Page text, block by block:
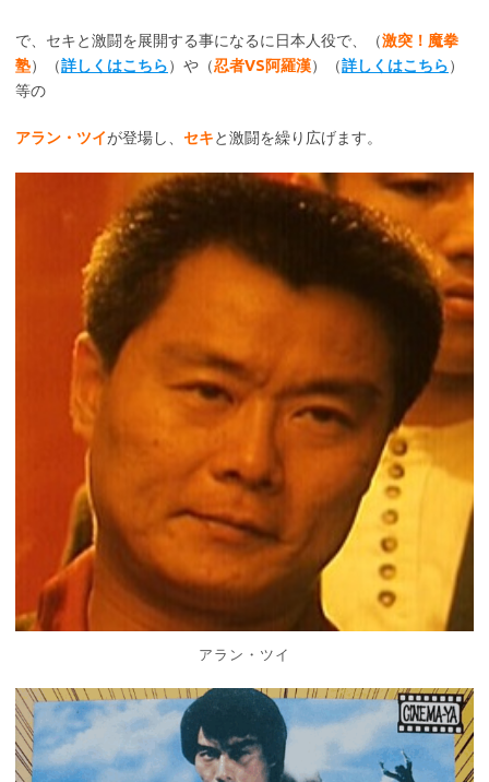
で、セキと激闘を展開する事になるに日本人役で、（激突！魔拳
塾）（詳しくはこちら）や（忍者VS阿羅漢）（詳しくはこちら）
等の
アラン・ツイが登場し、 セキと激闘を繰り広げます。
アラン・ツイ